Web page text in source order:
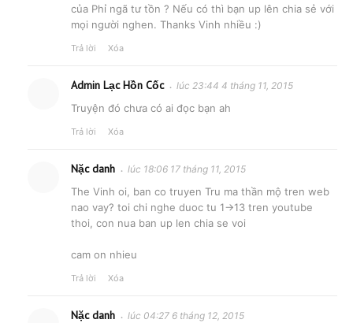
của Phỉ ngã tư tồn ? Nếu có thì bạn up lên chia sẻ với
mọi người nghen. Thanks Vinh nhiều :)
Trả lời Xóa
Admin Lạc Hồn Cốc lúc 23:44 4 tháng 11, 2015
Truyện đó chưa có ai đọc bạn ah
Trả lời Xóa
Nặc danh lúc 18:06 17 tháng 11, 2015
The Vinh oi, ban co truyen Tru ma thần mộ tren web
nao vay? toi chi nghe duoc tu 1->13 tren youtube
thoi, con nua ban up len chia se voi
cam on nhieu
Trả lời Xóa
Nặc danh lúc 04:27 6 tháng 12, 2015